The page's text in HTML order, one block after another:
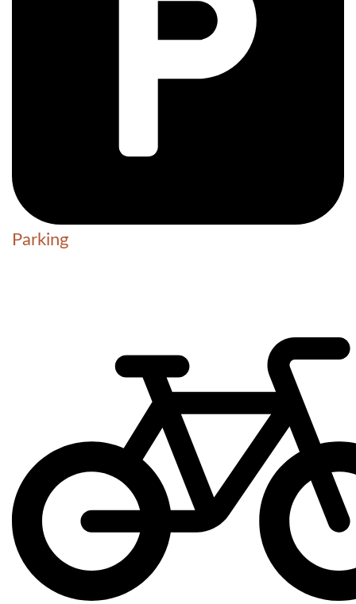
Parking